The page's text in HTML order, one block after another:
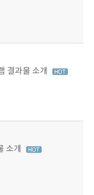
결과물 소개
소개